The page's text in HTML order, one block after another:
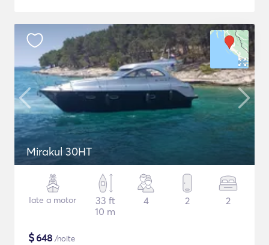
Mirakul 30HT
Iate a motor
33 ft
10 m
4 2 2
$648 /noite